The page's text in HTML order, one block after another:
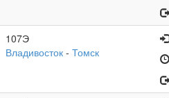
107Э
Владивосток - Томск